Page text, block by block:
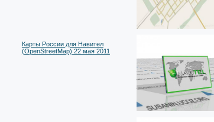
Карты России для Навител
(OpenStreetMap) 22 мая 2011